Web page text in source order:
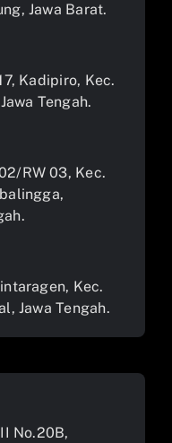
Jawa Barat.
Kadipiro, Kec.
Tengah.
RW 03, Kec.
Kec.
Jawa Tengah.
No.20B,